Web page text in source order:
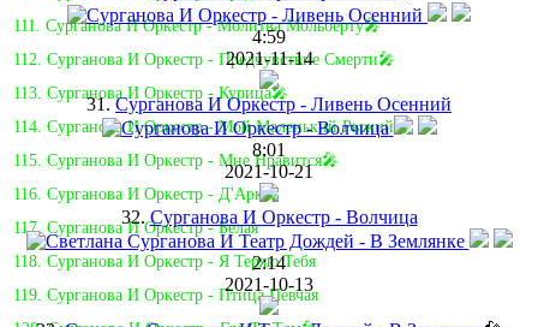
111. Сурганова И Оркестр - Молитва Мольберту🎤
112. Сурганова И Оркестр - Предчувствие Смерти🎤
113. Сурганова И Оркестр - Курица🎤
114. Сурганова И Оркестр - Мой Маленький Рыжий🎤
115. Сурганова И Оркестр - Мне Нравится🎤
116. Сурганова И Оркестр - Д'Арк🎤
117. Сурганова И Оркестр - Белая
118. Сурганова И Оркестр - Я Теряю Тебя
119. Сурганова И Оркестр - Птица Певчая
4:59
2021-11-14
31.Сурганова И Оркестр - Ливень Осенний
8:01
2021-10-21
32.Сурганова И Оркестр - Волчица
2:14
2021-10-13